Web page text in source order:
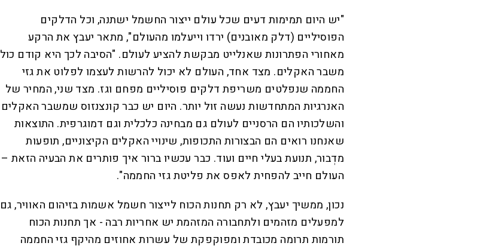
"יש היום תמימות דעים שכל עולם ייצור החשמל ישתנה, וכל הדלקים
הפוסיליים (דלק מאובנים) ירדו וייעלמו מהעולם", מתאר יעבץ את הרקע
מאחורי הפתרונות שאנלייט מבקשת להציע לעולם. "הסיבה לכך היא קודם כול
משבר האקלים. מצד אחד, העולם לא יכול להרשות לעצמו לפלוט את גזי
החממה שנפלטים משריפת דלקים פוסיליים מפחם וגז. מצד שני, המחיר של
האנרגיות המתחדשות נעשה זול יותר. היום יש כבר קונצנזוס שמשבר האקלים
והשלכותיו הם הרסניים לעולם גם מבחינה כלכלית וגם דמוגרפית. התוצאות
שאנחנו רואים הם הבצורות התכופות, שינויי האקלים הקיצוניים, תופעות
מדְבור, תנועת בעלי חיים ועוד. כבר עכשיו ברור איך פותרים את הבעיה הזאת –
העולם חייב להפחית לאפס את פליטת גזי החממה".
נכון, ממשיך יעבץ, לא רק תחנות הכוח לייצור חשמל אשמות בזיהום האוויר, גם
למפעלים מזהמים ולתחבורה המזהמת יש אחריות רבה - אך תחנות הכוח
תורמות תרומה מכובדת ומפוקפקת של עשרות אחוזים מהיקף גזי החממה